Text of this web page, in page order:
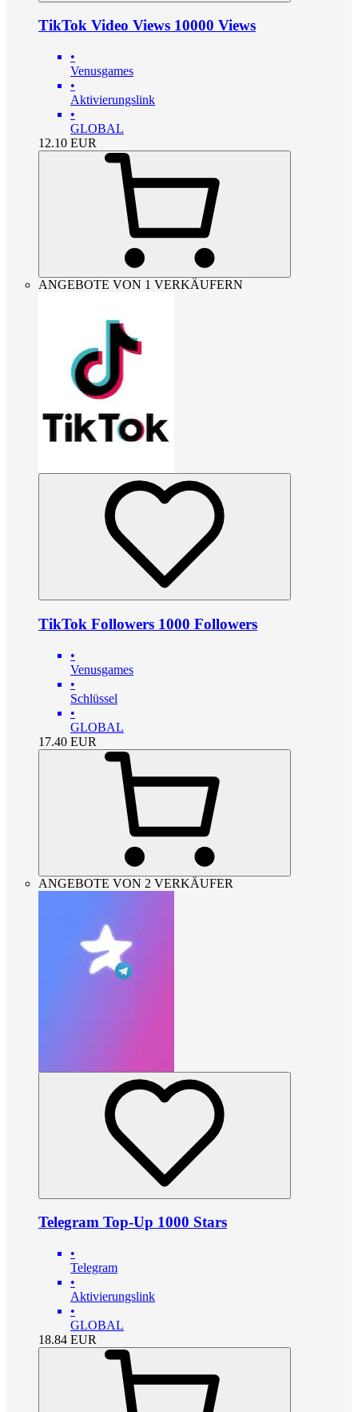
TikTok Video Views 10000 Views
•
Venusgames
•
Aktivierungslink
•
GLOBAL
12.10 EUR
ANGEBOTE VON 1 VERKÄUFERN
TikTok Followers 1000 Followers
•
Venusgames
•
Schlüssel
•
GLOBAL
17.40 EUR
ANGEBOTE VON 2 VERKÄUFER
Telegram Top-Up 1000 Stars
•
Telegram
•
Aktivierungslink
•
GLOBAL
18.84 EUR